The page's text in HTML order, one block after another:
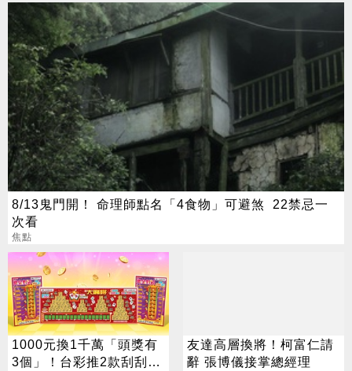
8/13鬼門開！ 命理師點名「4食物」可避煞 22禁忌一
次看
焦點
1000元換1千萬「頭獎有
3個」！台彩推2款刮刮樂
友達高層換將！柯富仁請
辭 張博儀接掌總經理